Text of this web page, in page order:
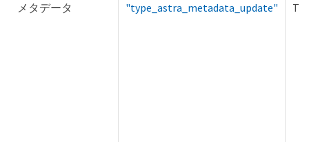
メタデータ "type_astra_metadata_update"